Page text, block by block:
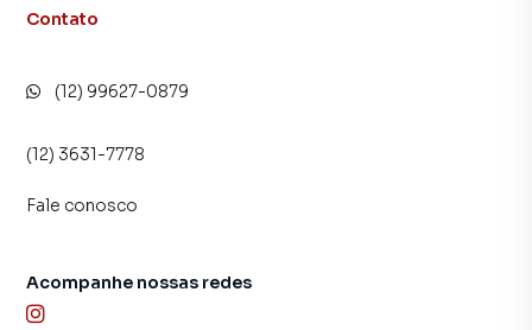
Contato
(12) 99627-0879
(12) 3631-7778
Fale conosco
Acompanhe nossas redes